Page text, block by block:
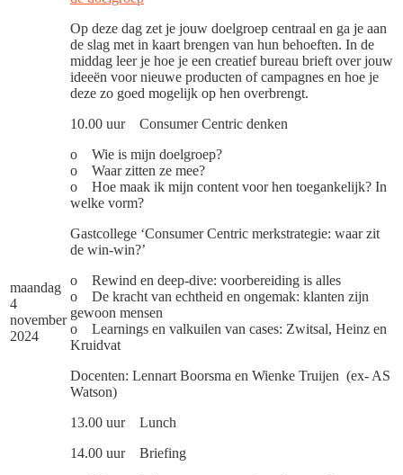
maandag
4
november
2024
Op deze dag zet je jouw doelgroep centraal en ga je aan
de slag met in kaart brengen van hun behoeften. In de
middag leer je hoe je een creatief bureau brieft over jouw
ideeën voor nieuwe producten of campagnes en hoe je
deze zo goed mogelijk op hen overbrengt.
10.00 uur Consumer Centric denken
o Wie is mijn doelgroep?
o Waar zitten ze mee?
o Hoe maak ik mijn content voor hen toegankelijk? In
welke vorm?
Gastcollege ‘Consumer Centric merkstrategie: waar zit
de win-win?’
o Rewind en deep-dive: voorbereiding is alles
o De kracht van echtheid en ongemak: klanten zijn
gewoon mensen
o Learnings en valkuilen van cases: Zwitsal, Heinz en
Kruidvat
Docenten: Lennart Boorsma en Wienke Truijen (ex- AS
Watson)
13.00 uur Lunch
14.00 uur Briefing